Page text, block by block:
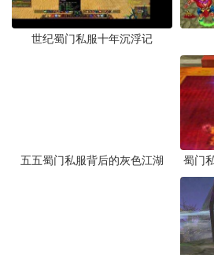
世纪蜀门私服十年沉浮记
五五蜀门私服背后的灰色江湖 蜀门